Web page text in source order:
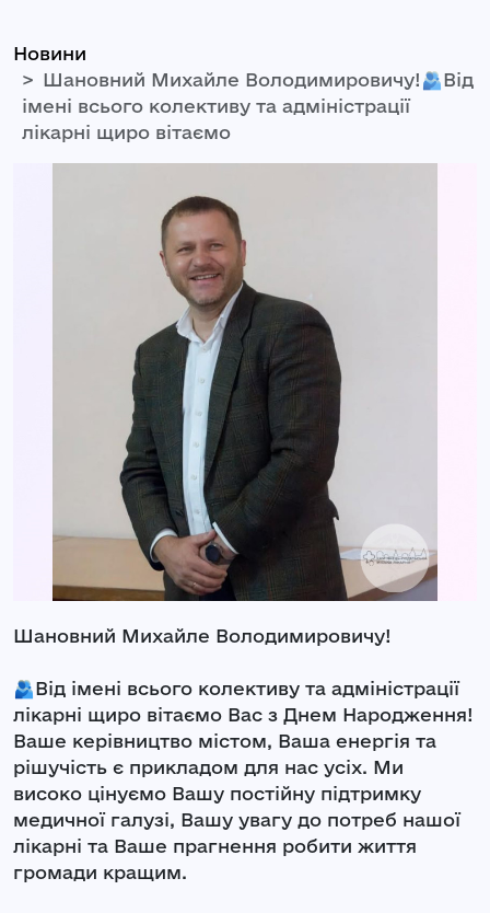
Новини
Шановний Михайле Володимировичу!🫂Від
імені всього колективу та адміністрації
лікарні щиро вітаємо
Шановний Михайле Володимировичу!
🫂Від імені всього колективу та адміністрації
лікарні щиро вітаємо Вас з Днем Народження!
Ваше керівництво містом, Ваша енергія та
рішучість є прикладом для нас усіх. Ми
високо цінуємо Вашу постійну підтримку
медичної галузі, Вашу увагу до потреб нашої
лікарні та Ваше прагнення робити життя
громади кращим.